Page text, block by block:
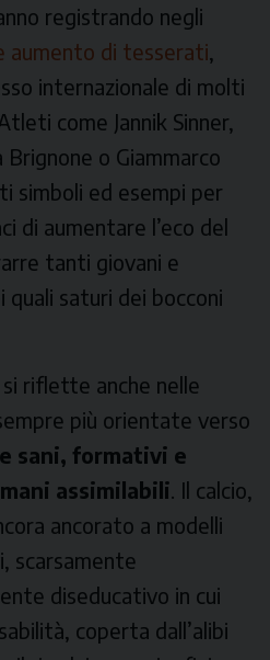
registrando negli
aumento di tesserati,
internazionale di molti
come Jannik Sinner,
Brignone o Giammarco
simboli ed esempi per
di aumentare l’eco del
tanti giovani e
saturi dei bocconi
riflette anche nelle
più orientate verso
sani, formativi e
assimilabili. Il calcio,
ancorato a modelli
scarsamente
diseducativo in cui
coperta dall’alibi